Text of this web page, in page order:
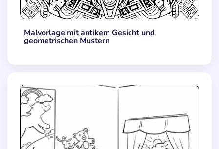
Malvorlage mit antikem Gesicht und
geometrischen Mustern